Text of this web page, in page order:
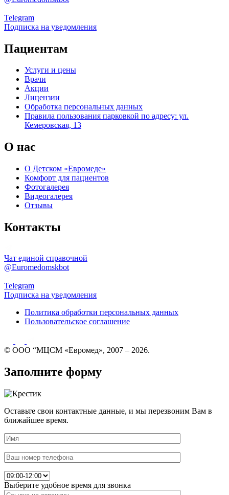
Telegram
Подписка на уведомления
Пациентам
Услуги и цены
Врачи
Акции
Лицензии
Обработка персональных данных
Правила пользования парковкой по адресу: ул.
Кемеровская, 13
О нас
О Детском «Евромеде»
Комфорт для пациентов
Фотогалерея
Видеогалерея
Отзывы
Контакты
Чат единой справочной
@Euromedomskbot
Telegram
Подписка на уведомления
Политика обработки персональных данных
Пользовательское соглашение
© ООО “МЦСМ «Евромед», 2007 – 2026.
Заполните форму
Оставьте свои контактные данные, и мы перезвоним Вам в
ближайшее время.
Выберите удобное время для звонка